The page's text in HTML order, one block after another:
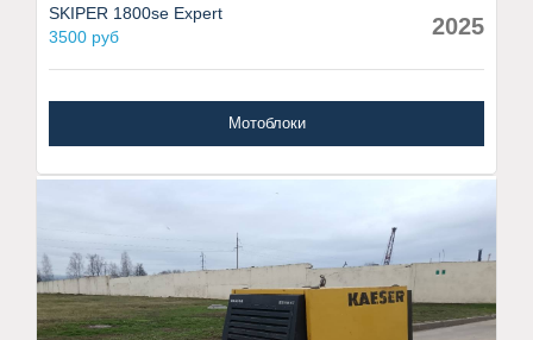
SKIPER 1800se Expert
3500 руб
2025
Мотоблоки